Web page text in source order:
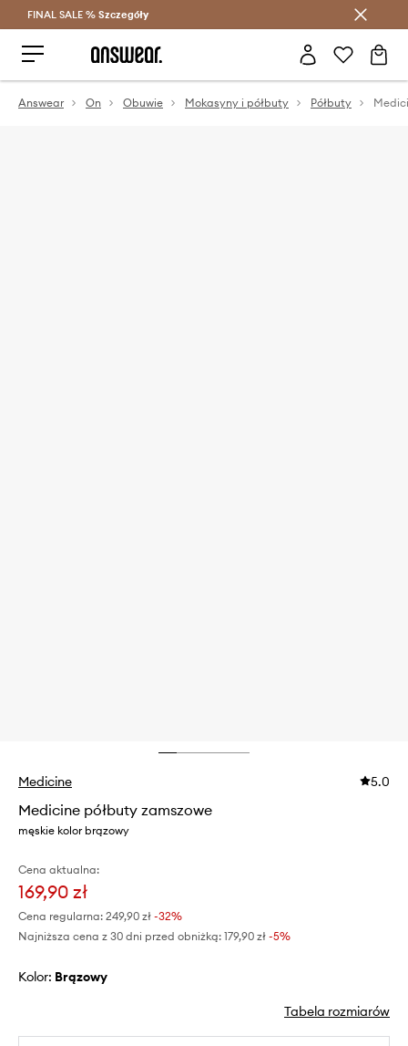
Oszczędzaj z Answear Club >
FINAL SALE % Szczegóły
Answear On Obuwie Mokasyny i półbuty Półbuty
Medicine 5.0
Medicine półbuty zamszowe
męskie kolor brązowy
Cena aktualna:
169,90 zł
Cena regularna: 249,90 zł -32%
Najniższa cena z 30 dni przed obniżką: 179,90 zł -5%
Kolor: brązowy
Tabela rozmiarów